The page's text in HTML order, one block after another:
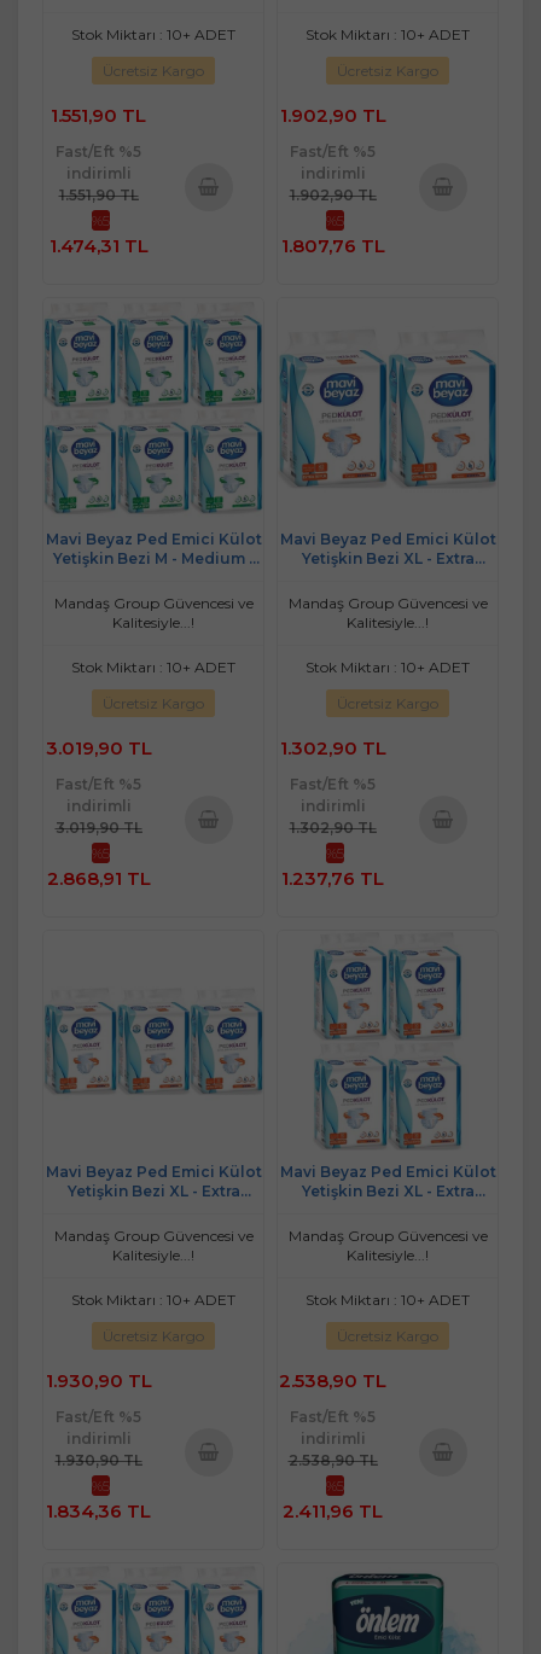
Stok Miktarı : 10+ ADET
Ücretsiz Kargo
1.551,90 TL
Fast/Eft %5
indirimli
1.551,90 TL
%5
1.474,31 TL
Stok Miktarı : 10+ ADET
Ücretsiz Kargo
1.902,90 TL
Fast/Eft %5
indirimli
1.902,90 TL
%5
1.807,76 TL
Mavi Beyaz Ped Emici Külot
Yetişkin Bezi M - Medium -
Mandaş Group Güvencesi ve
Kalitesiyle...!
Stok Miktarı : 10+ ADET
Ücretsiz Kargo
3.019,90 TL
Fast/Eft %5
indirimli
3.019,90 TL
%5
2.868,91 TL
Mavi Beyaz Ped Emici Külot
Yetişkin Bezi XL - Extra
Adet
Mandaş Group Güvencesi ve
Kalitesiyle...!
Stok Miktarı : 10+ ADET
Ücretsiz Kargo
1.302,90 TL
Fast/Eft %5
indirimli
1.302,90 TL
%5
1.237,76 TL
Mavi Beyaz Ped Emici Külot
Yetişkin Bezi XL - Extra
Adet
Mandaş Group Güvencesi ve
Kalitesiyle...!
Stok Miktarı : 10+ ADET
Ücretsiz Kargo
1.930,90 TL
Fast/Eft %5
indirimli
1.930,90 TL
%5
1.834,36 TL
Mavi Beyaz Ped Emici Külot
Yetişkin Bezi XL - Extra
Adet
Mandaş Group Güvencesi ve
Kalitesiyle...!
Stok Miktarı : 10+ ADET
Ücretsiz Kargo
2.538,90 TL
Fast/Eft %5
indirimli
2.538,90 TL
%5
2.411,96 TL